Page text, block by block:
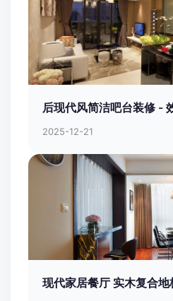
后现代风简洁吧台装修 -
2025-12-21
现代家居餐厅 实木复合